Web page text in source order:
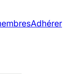
Adhérer